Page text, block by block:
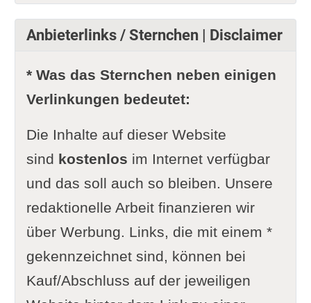
Anbieterlinks / Sternchen | Disclaimer
* Was das Sternchen neben einigen
Verlinkungen bedeutet:
Die Inhalte auf dieser Website
sind kostenlos im Internet verfügbar
und das soll auch so bleiben. Unsere
redaktionelle Arbeit finanzieren wir
über Werbung. Links, die mit einem *
gekennzeichnet sind, können bei
Kauf/Abschluss auf der jeweiligen